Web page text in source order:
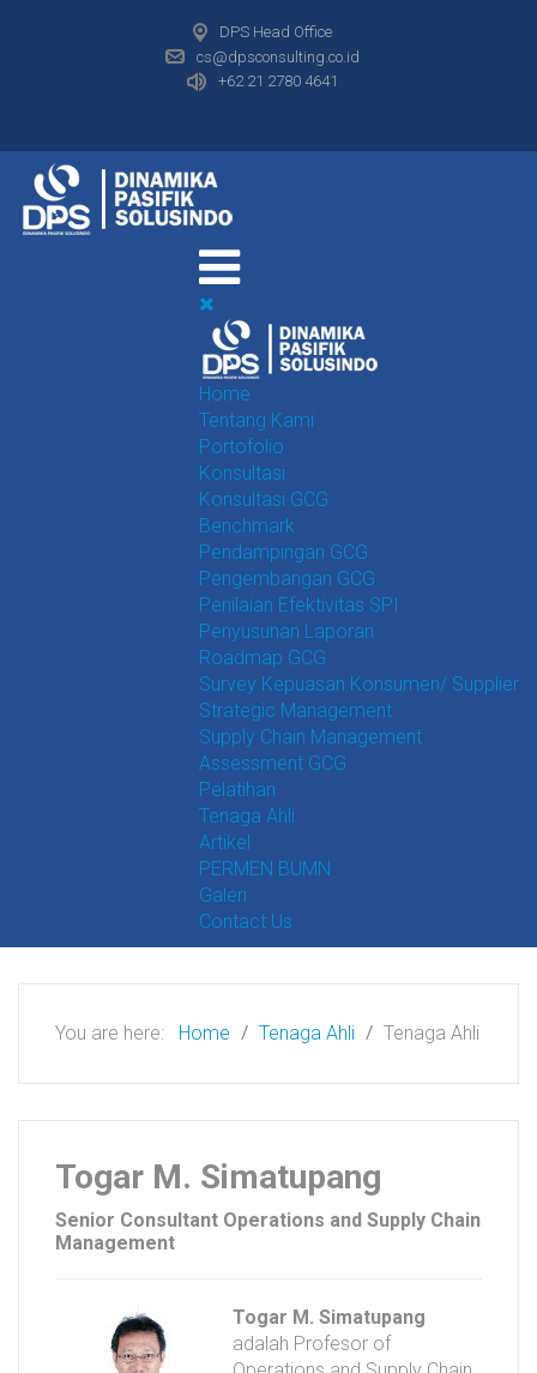
DPS Head Office
cs@dpsconsulting.co.id
+62 21 2780 4641
Home
Tentang Kami
Portofolio
Konsultasi
Konsultasi GCG
Benchmark
Pendampingan GCG
Pengembangan GCG
Penilaian Efektivitas SPI
Penyusunan Laporan
Roadmap GCG
Survey Kepuasan Konsumen/ Supplier
Strategic Management
Supply Chain Management
Assessment GCG
Pelatihan
Tenaga Ahli
Artikel
PERMEN BUMN
Galeri
Contact Us
You are here: Home Tenaga Ahli Tenaga Ahli
Togar M. Simatupang
Senior Consultant Operations and Supply Chain
Management
Togar M. Simatupang
adalah Profesor of